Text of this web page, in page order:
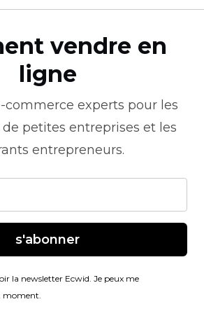
vendre en
ligne
commerce experts pour les
petites entreprises et les
entrepreneurs.
s'abonner
la newsletter Ecwid. Je peux me
moment.